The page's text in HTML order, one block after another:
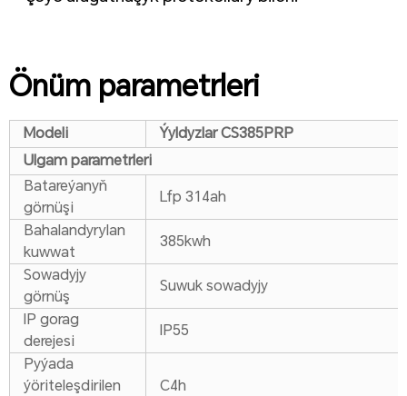
Önüm parametrleri
Modeli ÝyldyzlarCS385PRP
Ulgam parametrleri
Batareýanyň
görnüşi
Lfp 314ah
Bahalandyrylan
kuwwat
385kwh
Sowadyjy
görnüş
Suwuk sowadyjy
IP gorag
derejesi
IP55
Pyýada
ýöriteleşdirilen
C4h